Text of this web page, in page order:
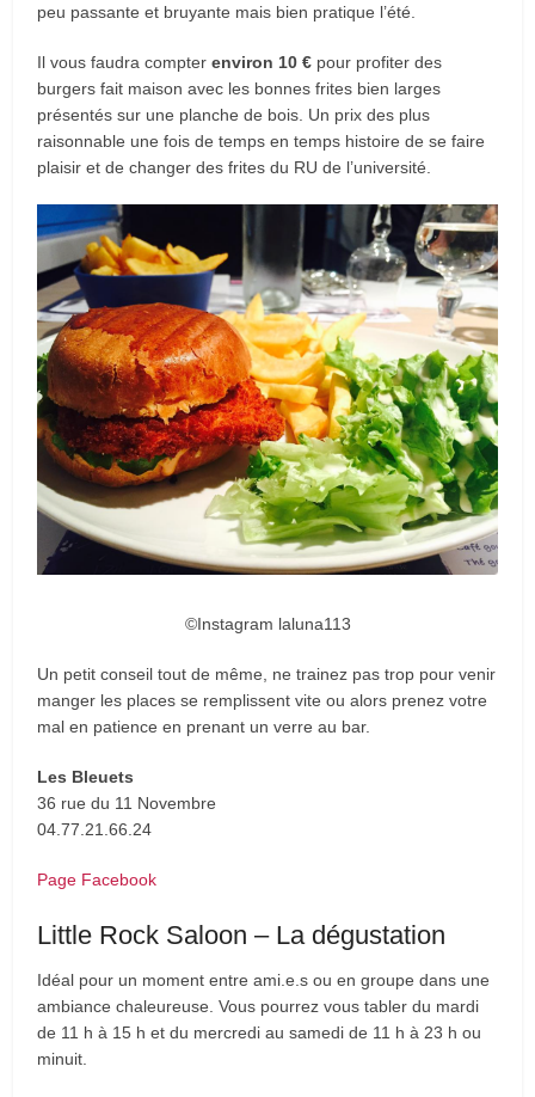
peu passante et bruyante mais bien pratique l’été.
Il vous faudra compterenviron 10 € pour profiter des
burgers fait maison avec les bonnes frites bien larges
présentés sur une planche de bois. Un prix des plus
raisonnable une fois de temps en temps histoire de se faire
plaisir et de changer des frites du RU de l’université.
©Instagram laluna113
Un petit conseil tout de même, ne trainez pas trop pour venir
manger les places se remplissent vite ou alors prenez votre
mal en patience en prenant un verre au bar.
Les Bleuets
36 rue du 11 Novembre
04.77.21.66.24
Page Facebook
Little Rock Saloon – La dégustation
Idéal pour un moment entre ami.e.s ou en groupe dans une
ambiance chaleureuse. Vous pourrez vous tabler du mardi
de 11 h à 15 h et du mercredi au samedi de 11 h à 23 h ou
minuit.